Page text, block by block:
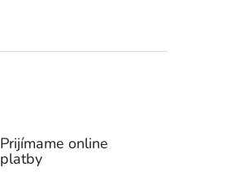
Prijímame online
platby